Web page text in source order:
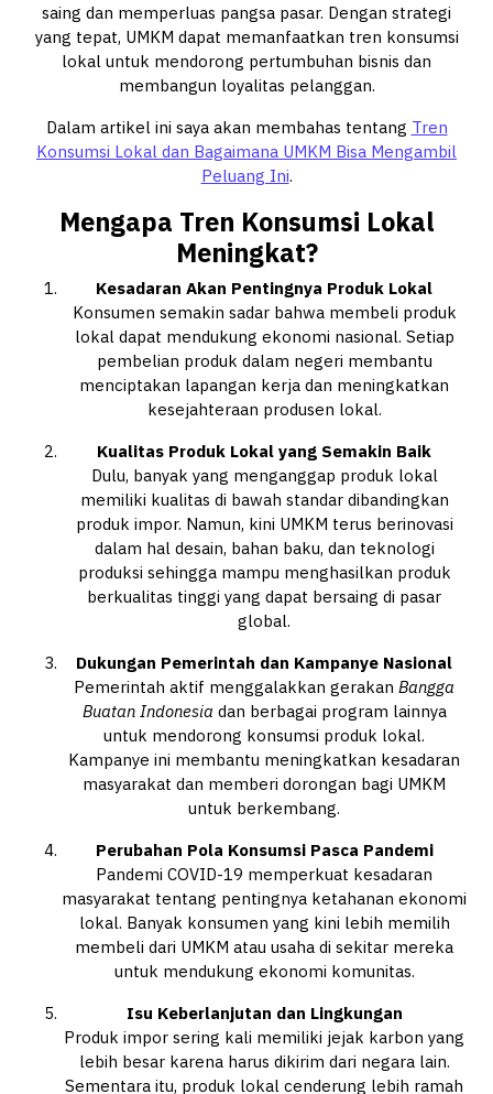
saing dan memperluas pangsa pasar. Dengan strategi
yang tepat, UMKM dapat memanfaatkan tren konsumsi
lokal untuk mendorong pertumbuhan bisnis dan
membangun loyalitas pelanggan.
Dalam artikel ini saya akan membahas tentang Tren
Konsumsi Lokal dan Bagaimana UMKM Bisa Mengambil
Peluang Ini.
Mengapa Tren Konsumsi Lokal
Meningkat?
Kesadaran Akan Pentingnya Produk Lokal
Konsumen semakin sadar bahwa membeli produk
lokal dapat mendukung ekonomi nasional. Setiap
pembelian produk dalam negeri membantu
menciptakan lapangan kerja dan meningkatkan
kesejahteraan produsen lokal.
Kualitas Produk Lokal yang Semakin Baik
Dulu, banyak yang menganggap produk lokal
memiliki kualitas di bawah standar dibandingkan
produk impor. Namun, kini UMKM terus berinovasi
dalam hal desain, bahan baku, dan teknologi
produksi sehingga mampu menghasilkan produk
berkualitas tinggi yang dapat bersaing di pasar
global.
Dukungan Pemerintah dan Kampanye Nasional
Pemerintah aktif menggalakkan gerakan Bangga
Buatan Indonesia dan berbagai program lainnya
untuk mendorong konsumsi produk lokal.
Kampanye ini membantu meningkatkan kesadaran
masyarakat dan memberi dorongan bagi UMKM
untuk berkembang.
Perubahan Pola Konsumsi Pasca Pandemi
Pandemi COVID-19 memperkuat kesadaran
masyarakat tentang pentingnya ketahanan ekonomi
lokal. Banyak konsumen yang kini lebih memilih
membeli dari UMKM atau usaha di sekitar mereka
untuk mendukung ekonomi komunitas.
Isu Keberlanjutan dan Lingkungan
Produk impor sering kali memiliki jejak karbon yang
lebih besar karena harus dikirim dari negara lain.
Sementara itu, produk lokal cenderung lebih ramah